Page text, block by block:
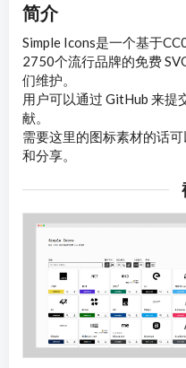
简介
Simple Icons是一个基于
2750个流行品牌的免费
们维护。
用户可以通过 GitHub 来提
献。
需要这里的图标素材的话
和分享。